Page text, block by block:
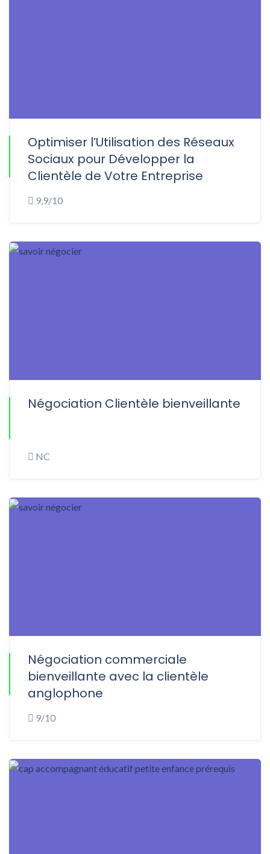
Optimiser l’Utilisation des Réseaux
Sociaux pour Développer la
Clientèle de Votre Entreprise
9,9/10
Négociation Clientèle bienveillante
NC
Négociation commerciale
bienveillante avec la clientèle
anglophone
9/10